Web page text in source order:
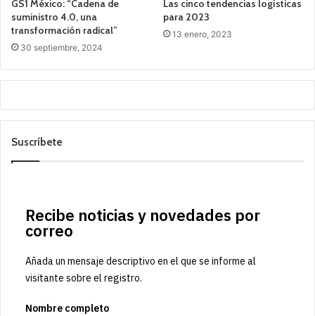
GS1 México: “Cadena de
suministro 4.0, una
transformación radical”
30 septiembre, 2024
Las cinco tendencias logísticas
para 2023
13 enero, 2023
Suscríbete
Recibe noticias y novedades por
correo
Añada un mensaje descriptivo en el que se informe al
visitante sobre el registro.
Nombre completo